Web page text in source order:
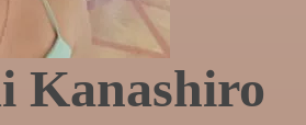
Kanashiro